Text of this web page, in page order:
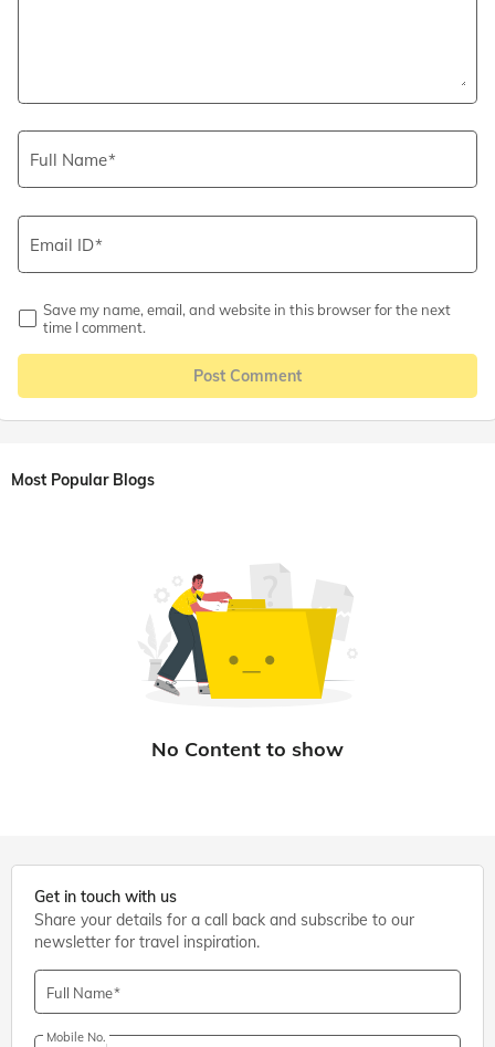
Full Name
Email ID
Save my name, email, and website in this browser for the next
time I comment.
Post Comment
Most Popular Blogs
Get in touch with us
Share your details for a call back and subscribe to our
newsletter for travel inspiration.
Full Name
Mobile No.